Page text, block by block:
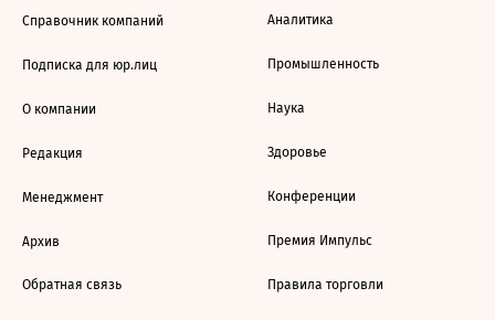
Справочник компаний
Подписка для юр.лиц
О компании
Редакция
Менеджмент
Архив
Обратная связь
Аналитика
Промышленность
Наука
Здоровье
Конференции
Премия Импульс
Правила торговли